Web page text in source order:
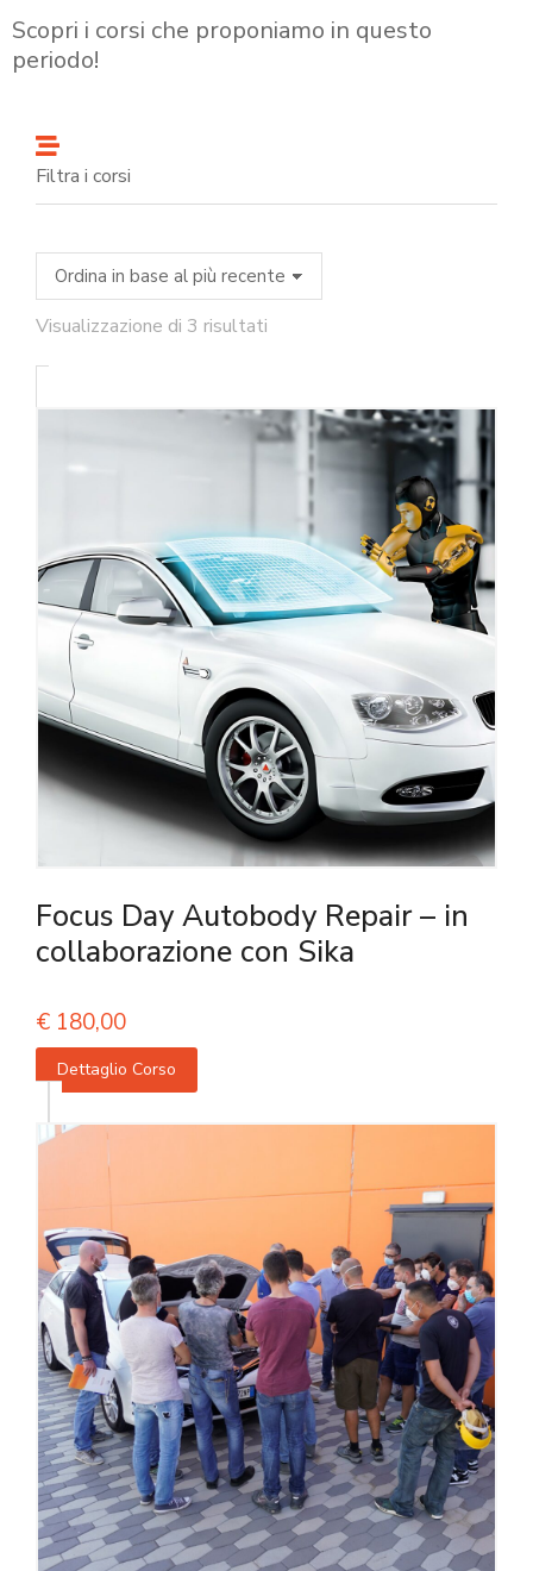
Scopri i corsi che proponiamo in questo
periodo!
Filtra i corsi
Visualizzazione di 3 risultati
Focus Day Autobody Repair – in
collaborazione con Sika
€ 180,00
Dettaglio Corso